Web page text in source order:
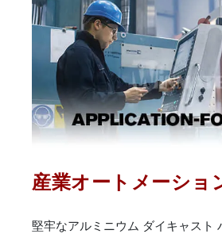
産業オートメーショ
堅牢なアルミニウム ダイキャスト